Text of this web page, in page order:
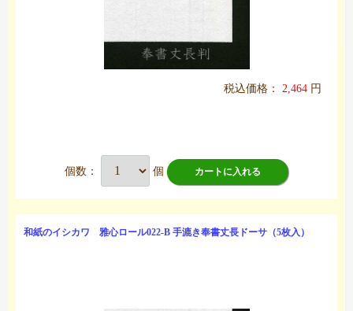
税込価格： 2,464 円
個数： 個 カートに入れる
和紙のイシカワ 雅心ロール022-B 手漉き奉書丈長ドーサ（5枚入）